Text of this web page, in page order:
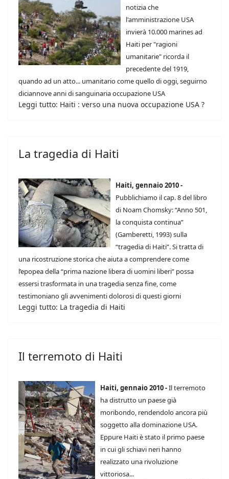
notizia che
l'amministrazione USA
invierà 10.000 marines ad
Haiti per "ragioni
umanitarie" ricorda il
precedente del 1919,
quando ad un atto... umanitario come quello di oggi, seguirno
diciannove anni di sanguinaria occupazione USA
Leggi tutto: Haiti : verso una nuova occupazione USA ?
La tragedia di Haiti
Haiti, gennaio 2010 -
Pubblichiamo il cap. 8 del libro
di Noam Chomsky: “Anno 501,
la conquista continua”
(Gamberetti, 1993) sulla
“tragedia di Haiti”. Si tratta di
una ricostruzione storica che aiuta a comprendere come
l’epopea della “prima nazione libera di uomini liberi” possa
essersi trasformata in una tragedia senza fine, come
testimoniano gli avvenimenti dolorosi di questi giorni
Leggi tutto: La tragedia di Haiti
Il terremoto di Haiti
Haiti, gennaio 2010 -Il terremoto
ha distrutto un paese già
moribondo, rendendolo ancora più
soggetto alla dominazione USA.
Eppure Haiti è stato il primo paese
in cui gli schiavi neri hanno
realizzato una rivoluzione
vittoriosa...